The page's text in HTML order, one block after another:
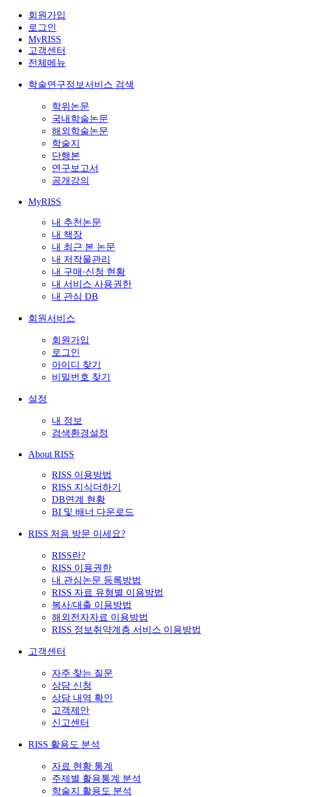
회원가입
로그인
MyRISS
고객센터
전체메뉴
학술연구정보서비스 검색
학위논문
국내학술논문
해외학술논문
학술지
단행본
연구보고서
공개강의
MyRISS
내 추천논문
내 책장
내 최근 본 논문
내 저작물관리
내 구매·신청 현황
내 서비스 사용권한
내 관심 DB
회원서비스
회원가입
로그인
아이디 찾기
비밀번호 찾기
설정
내 정보
검색환경설정
About RISS
RISS 이용방법
RISS 지식더하기
DB연계 현황
BI 및 배너 다운로드
RISS 처음 방문 이세요?
RISS란?
RISS 이용권한
내 관심논문 등록방법
RISS 자료 유형별 이용방법
복사/대출 이용방법
해외전자자료 이용방법
RISS 정보취약계층 서비스 이용방법
고객센터
자주 찾는 질문
상담 신청
상담 내역 확인
고객제안
신고센터
RISS 활용도 분석
자료 현황 통계
주제별 활용통계 분석
학술지 활용도 분석